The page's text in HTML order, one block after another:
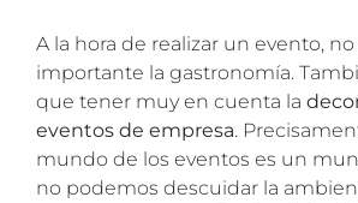
A la hora de realizar un evento, no
importante la gastronomía.
que tener muy en cuenta la
eventos de empresa.
mundo de los eventos es un
no podemos descuidar la